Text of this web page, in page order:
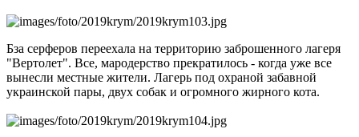
Бза серферов переехала на территорию заброшенного лагеря
"Вертолет". Все, мародерство прекратилось - когда уже все
вынесли местные жители. Лагерь под охраной забавной
украинской пары, двух собак и огромного жирного кота.